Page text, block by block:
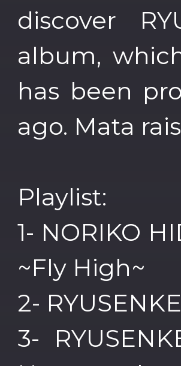
discover
album,
has been
ago. Mata
Playlist:
1- NORIKO
~Fly High~
2-
3-